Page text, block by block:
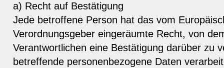
a) Recht auf Bestätigung
Jede betroffene Person hat das vom
Verordnungsgeber eingeräumte Recht, von
Verantwortlichen eine Bestätigung darüber zu
betreffende personenbezogene Daten